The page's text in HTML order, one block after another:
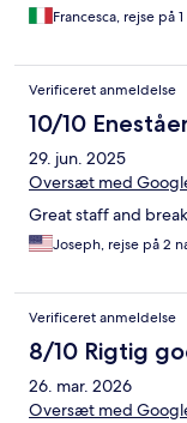
Francesca, rejse på
Verificeret anmeldelse
10/10
29. jun. 2025
Oversæt med
Great staff and
Joseph, rejse på 2
Verificeret anmeldelse
8/10 Rigtig
26. mar. 2026
Oversæt med